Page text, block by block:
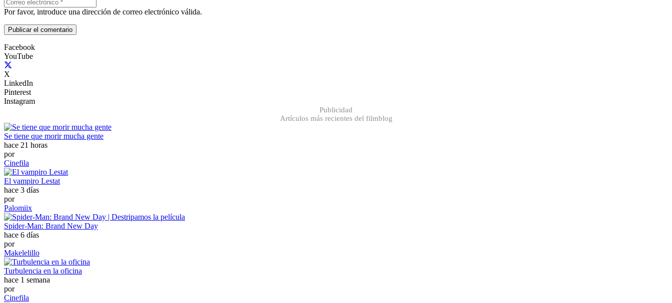
Por favor, introduce una dirección de correo electrónico válida.
Publicar el comentario
Facebook
YouTube
X
LinkedIn
Pinterest
Instagram
Publicidad
Artículos más recientes del filmblog
Se tiene que morir mucha gente
hace 21 horas
por
Cinefila
El vampiro Lestat
hace 3 días
por
Palomiix
Spider-Man: Brand New Day
hace 6 días
por
Makelelillo
Turbulencia en la oficina
hace 1 semana
por
Cinefila